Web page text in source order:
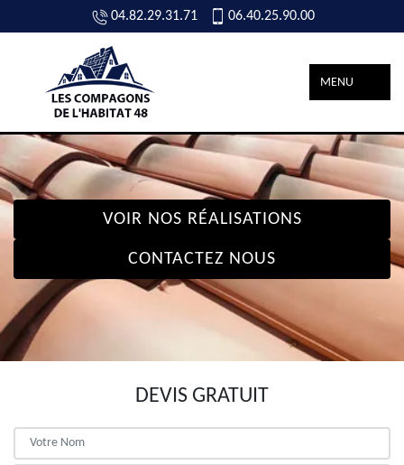
04.82.29.31.71 06.40.25.90.00
MENU
VOIR NOS RÉALISATIONS
CONTACTEZ NOUS
DEVIS GRATUIT